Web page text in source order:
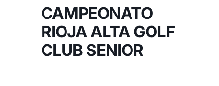
CAMPEONATO
RIOJA ALTA GOLF
CLUB SENIOR